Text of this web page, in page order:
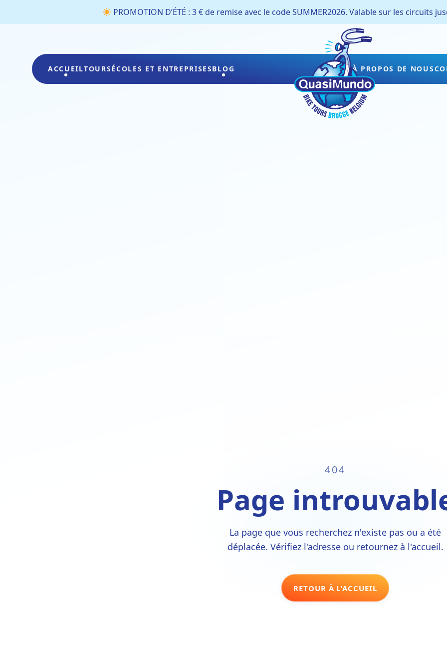
PROMOTION D’ÉTÉ : 3 € de remise avec le code SUMMER2026. Valable sur les circuits
ACCUEILTOURSÉCOLES ET ENTREPRISESBLOG À PROPOS DE NOUS
404
Page
La page que vous recherchez n'existe pas ou a été
déplacée. Vérifiez l'adresse ou retournez à l'accueil.
RETOUR À L'ACCUEIL